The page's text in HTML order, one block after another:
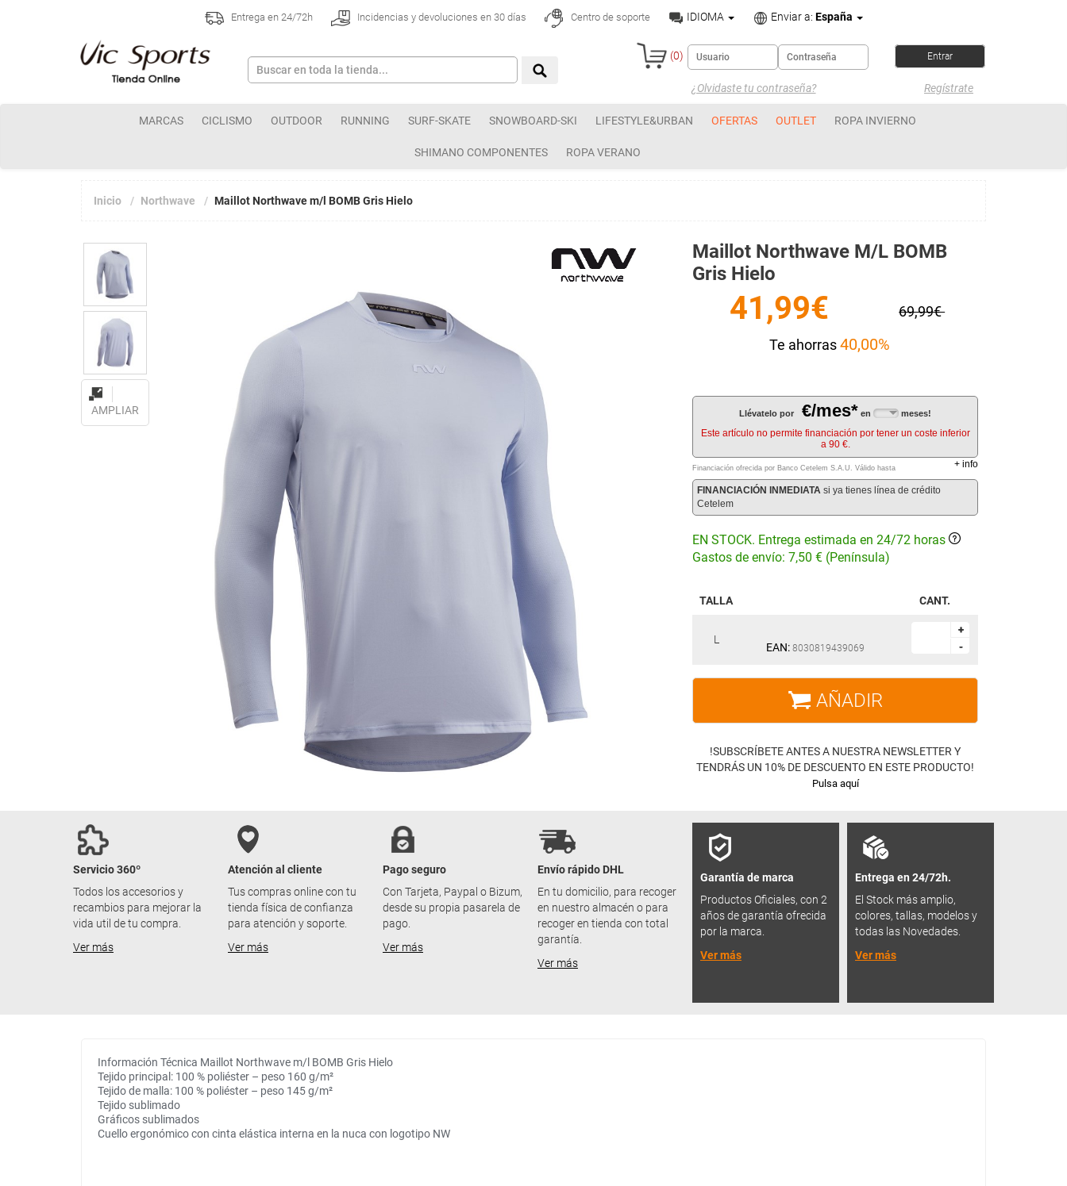
Entrega en 24/72h Incidencias y devoluciones en 30 días Centro de soporte IDIOMA Enviar a: España
(0)
¿Olvidaste tu contraseña? Regístrate
MARCAS CICLISMO OUTDOOR RUNNING SURF-SKATE SNOWBOARD-SKI LIFESTYLE&URBAN OFERTAS OUTLET ROPA INVIERNO
SHIMANO COMPONENTES ROPA VERANO
Inicio Northwave Maillot Northwave m/l BOMB Gris Hielo
AMPLIAR
Maillot Northwave M/l BOMB
Gris Hielo
41,99€
69,99€
Te ahorras40,00%
Llévatelo por €/mes* en meses!
Este artículo no permite financiación por tener un coste inferior
a 90 €.
Financiación ofrecida por Banco Cetelem S.A.U. Válido hasta + info
FINANCIACIÓN INMEDIATA si ya tienes línea de crédito
Cetelem
EN STOCK. Entrega estimada en 24/72 horas
Gastos de envío: 7,50 € (Península)
TALLA CANT.
L
EAN: 8030819439069
+
-
+
-
AÑADIR
!SUBSCRÍBETE ANTES A NUESTRA NEWSLETTER Y
TENDRÁS UN 10% DE DESCUENTO EN ESTE PRODUCTO!
Pulsa aquí
Servicio 360º
Todos los accesorios y
recambios para mejorar la
vida util de tu compra.
Ver más
Atención al cliente
Tus compras online con tu
tienda física de confianza
para atención y soporte.
Ver más
Pago seguro
Con Tarjeta, Paypal o Bizum,
desde su propia pasarela de
pago.
Ver más
Envío rápido DHL
En tu domicilio, para recoger
en nuestro almacén o para
recoger en tienda con total
garantía.
Ver más
Garantía de marca
Productos Oficiales, con 2
años de garantía ofrecida
por la marca.
Ver más
Entrega en 24/72h.
El Stock más amplio,
colores, tallas, modelos y
todas las Novedades.
Ver más
Información Técnica Maillot Northwave m/l BOMB Gris Hielo
Tejido principal: 100 % poliéster – peso 160 g/m²
Tejido de malla: 100 % poliéster – peso 145 g/m²
Tejido sublimado
Gráficos sublimados
Cuello ergonómico con cinta elástica interna en la nuca con logotipo NW